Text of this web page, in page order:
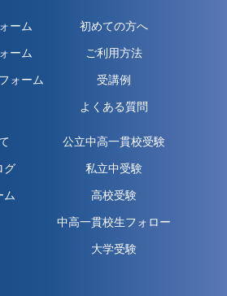
ーム
ーム
ォーム
初めての方へ
ご利用方法
受講例
よくある質問
グ
ム
公立中高一貫校受験
私立中受験
高校受験
中高一貫校生フォロー
大学受験